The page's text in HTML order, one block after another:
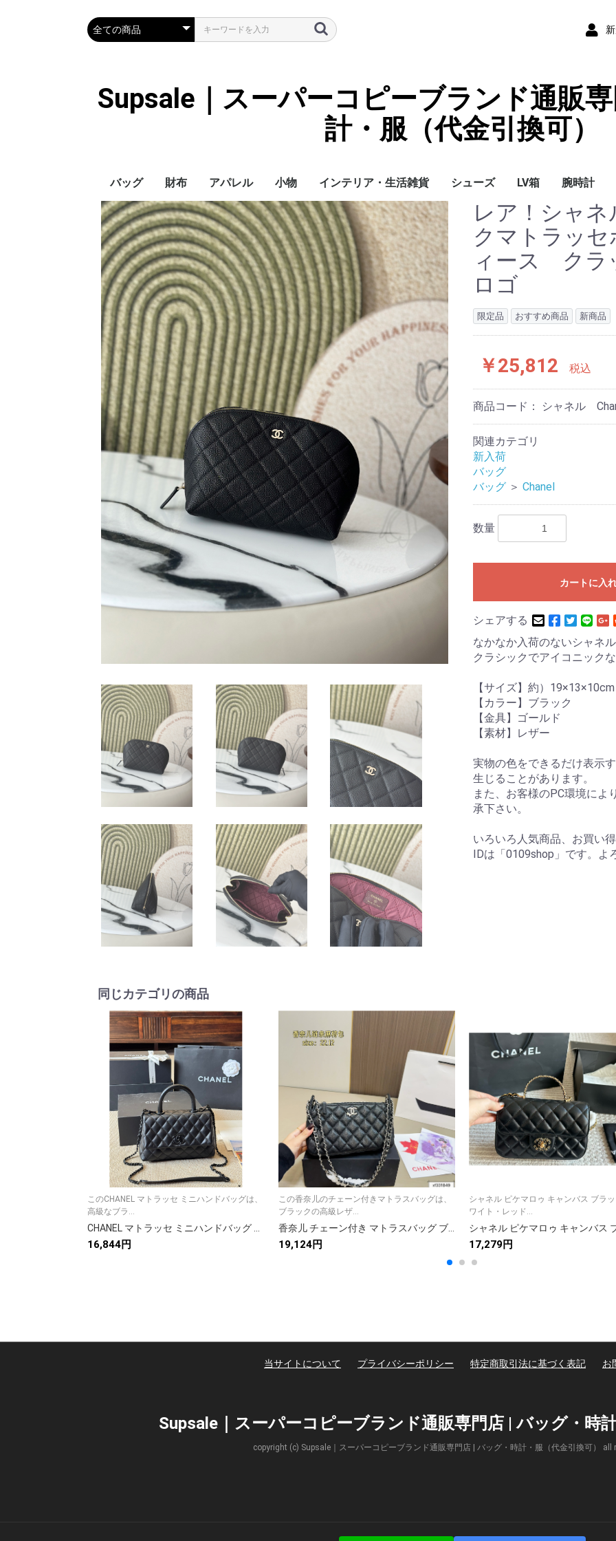
Supsale｜スーパーコピーブランド通販
計・服（代金引換可）
バッグ
Hermes
LOUIS VUITTON
Chanel
Loewe
Celine
Dior
Gucci
Fendi
Prada
Balenciaga
MiuMiu
財布
HERMES
CHANEL
LOUIS VUITTON
Celine
YSL
Miu Miu
Prada
Gucci
Fendi
アパレル
ハイブランド
Supreme
Miu Miu
アウター
LOUIS VUITTON
MONCLER
Adidas
THE NORTH FACE
CHANEL
𝗖𝗔𝗡𝗔𝗗𝗔 𝗚𝗢𝗢𝗦𝗘
DIOR
GUCCI
VERSACE
BALENCIAGA
FENDI
子供服切れ
小物
ぼうし
ネクタイ
ハンカチ
スマホケース
サングラス・アイウェ
ア
アクセサリー
マフラー/スカーフ
傘 LOUIS VUITTON
CHANEL
HERMES
GUCCI
DIOR
FENDI
LINEID：0109shop
バッグチャーム
バッグストラップ
カード（コイン）ケー
ス
キーケース
時計
手袋
ヘアアクセサリー
インテリア・生活雑貨
寝具
ブランケット
カーペット絨毯
クッションカバー/ク
ッション
小物入れ収納ボックス
バスタオル
QRコード
シューズ
レディース/女性用
メンズ/男性用
Gucci
Chanel
LV箱 腕時計
Omega
Rolex
Cartier
Chanel
レア！シャ
クマトラッ
ィース ク
ロゴ
限定品 おすすめ商品 新商品
￥25,812 税込
商品コード： シャネル
関連カテゴリ
新入荷
バッグ
バッグ ＞ Chanel
数量
カートに入
シェアする
なかなか入荷のないシャネ
クラシックでアイコニック
【サイズ】約）
【カラー】ブラック
【金具】ゴールド
【素材】レザー
実物の色をできるだけ表示
生じることがあります。
また、お客様のPC環境によ
承下さい。
いろいろ人気商品、お買い
IDは「0109shop」です。よ
同じカテゴリの商品
このCHANEL マトラッセ ミニハンドバッグは、
高級なブラ...
CHANEL マトラッセ ミニハンドバッグ 黒 1色 🖤
16,844円
この香奈儿のチェーン付きマトラスバッグは、
ブラックの高級レザ...
香奈儿 チェーン付き マトラスバッグ ブラック 💼✨ 22.12
19,124円
シャネル ピケマロゥ キャンバス ブラ
ワイト・レッド...
17,279円
当サイトについて プライバシーポリシー 特定商取引法に基づく表記 お
Supsale｜スーパーコピーブランド通販専門店 | バッグ・時計
copyright (c) Supsale｜スーパーコピーブランド通販専門店 | バッグ・時計・服（代金引換可） all